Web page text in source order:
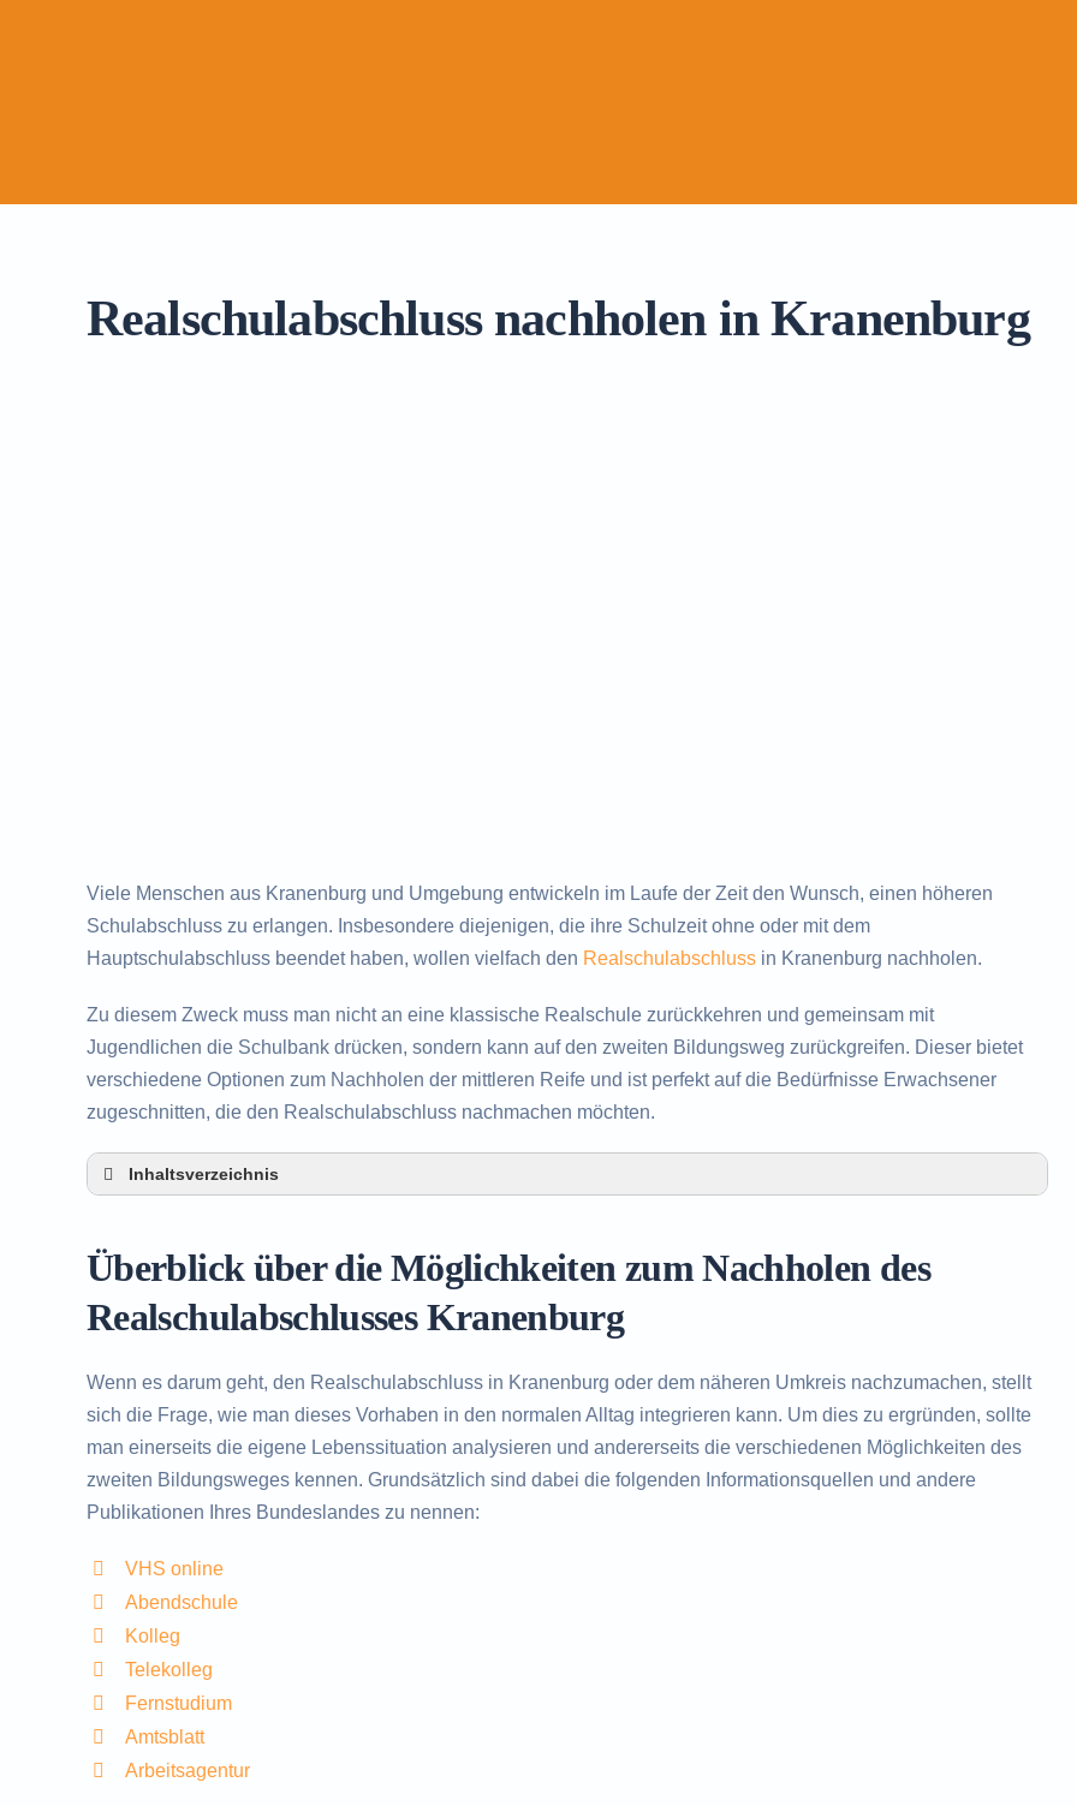
Realschulabschluss nachholen in Kranenburg
Viele Menschen aus Kranenburg und Umgebung entwickeln im Laufe der Zeit den Wunsch, einen höheren
Schulabschluss zu erlangen. Insbesondere diejenigen, die ihre Schulzeit ohne oder mit dem
Hauptschulabschluss beendet haben, wollen vielfach den Realschulabschluss in Kranenburg nachholen.
Zu diesem Zweck muss man nicht an eine klassische Realschule zurückkehren und gemeinsam mit
Jugendlichen die Schulbank drücken, sondern kann auf den zweiten Bildungsweg zurückgreifen. Dieser bietet
verschiedene Optionen zum Nachholen der mittleren Reife und ist perfekt auf die Bedürfnisse Erwachsener
zugeschnitten, die den Realschulabschluss nachmachen möchten.
Inhaltsverzeichnis
Beratung in Kranenburg rund um das Nachholen des Realschulabschlusses
Überblick über die Möglichkeiten zum Nachholen des
Realschulabschlusses Kranenburg
Wenn es darum geht, den Realschulabschluss in Kranenburg oder dem näheren Umkreis nachzumachen, stellt
sich die Frage, wie man dieses Vorhaben in den normalen Alltag integrieren kann. Um dies zu ergründen, sollte
man einerseits die eigene Lebenssituation analysieren und andererseits die verschiedenen Möglichkeiten des
zweiten Bildungsweges kennen. Grundsätzlich sind dabei die folgenden Informationsquellen und andere
Publikationen Ihres Bundeslandes zu nennen:
VHS online
Abendschule
Kolleg
Telekolleg
Fernstudium
Amtsblatt
Arbeitsagentur